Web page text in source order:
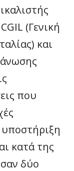
(Γενική
και
που
κατά της
δύο